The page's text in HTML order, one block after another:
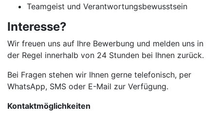
Teamgeist und Verantwortungsbewusstsein
Interesse?
Wir freuen uns auf Ihre Bewerbung und melden uns in
der Regel innerhalb von 24 Stunden bei Ihnen zurück.
Bei Fragen stehen wir Ihnen gerne telefonisch, per
WhatsApp, SMS oder E-Mail zur Verfügung.
Kontaktmöglichkeiten